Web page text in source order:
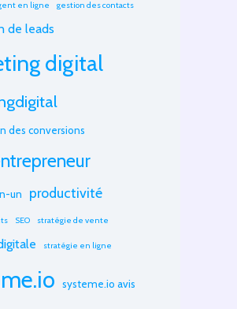
en ligne gestion des contacts
de leads
digital
des conversions
un productivité
SEO stratégie de vente
stratégie en ligne
systeme.io avis